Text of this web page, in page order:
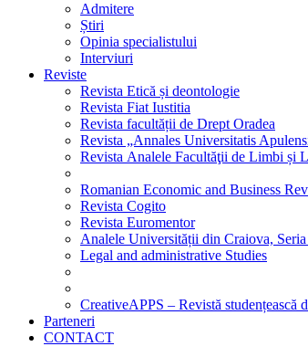
Admitere
Știri
Opinia specialistului
Interviuri
Reviste
Revista Etică și deontologie
Revista Fiat Iustitia
Revista facultății de Drept Oradea
Revista „Annales Universitatis
Revista Analele Facultăţii de Limbi și
Romanian Economic and Business
Revista Cogito
Revista Euromentor
Analele Universității din Craiova,
Legal and administrative Studies
CreativeAPPS – Revistă studențească
Parteneri
CONTACT